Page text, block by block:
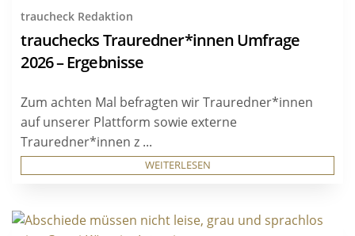
traucheck Redaktion
trauchecks Trauredner*innen Umfrage
2026 – Ergebnisse
Zum achten Mal befragten wir Trauredner*innen
auf unserer Plattform sowie externe
Trauredner*innen z ...
WEITERLESEN